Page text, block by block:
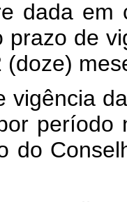
dada em
prazo de
(doze)
vigência
do